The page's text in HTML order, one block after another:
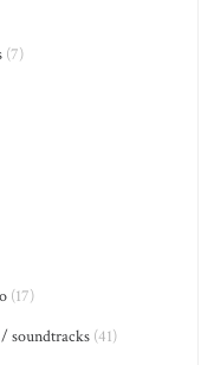
(7)
(17)
soundtracks(41)